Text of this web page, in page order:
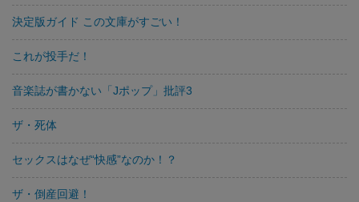
決定版ガイド この文庫がすごい！
これが投手だ！
音楽誌が書かない「Jポップ」批評3
ザ・死体
セックスはなぜ“快感”なのか！？
ザ・倒産回避！